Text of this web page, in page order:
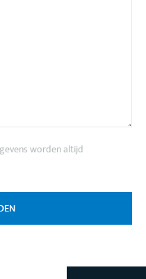
worden altijd